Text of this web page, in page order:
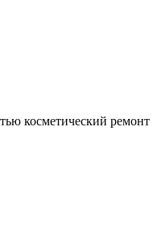
косметический